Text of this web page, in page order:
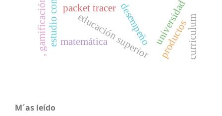
desempeño
educación superior
packet tracer
matemática universidad
productoscurrículum
, gamificación
M´as leído